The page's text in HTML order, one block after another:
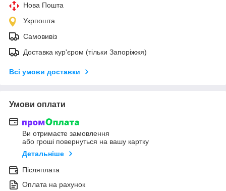
Нова Пошта
Укрпошта
Самовивіз
Доставка кур'єром (тільки Запоріжжя)
Всі умови доставки
Умови оплати
Ви отримаєте замовлення
або гроші повернуться на вашу картку
Детальніше
Післяплата
Оплата на рахунок